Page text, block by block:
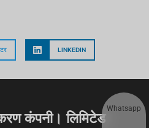
LINKEDIN
कंपनी। लिमिटेड
Whatsapp